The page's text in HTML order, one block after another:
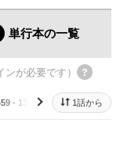
単行本の一覧
が必要です）
- 1360 1359 - 1260
next 1話から